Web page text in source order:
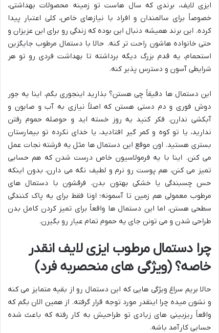
ایزی لایف، برندی که سال هاست تو زمینه محصولات بهداشتی،
خصوصاً برای سالمندان و افراد با نیازهای خاص، کلی اعتبار پیدا
کرده. این برند همیشه دنبال این بوده که زندگی رو برای این عزیزان و
حتی خانواده هاشون راحت تر کنه. حالا با دستمال مرطوب جایگزین
استحمام، یه قدم بزرگ دیگه برداشته تا بهداشت فردی رو تو هر
شرایطی آسون و دسترس پذیر کنه.
این دستمال ها دقیقاً چی هستن؟ بذارید اینجوری بگم، اینا یه جور
دوش فوری و دم دستی هستن که اصلاً نیازی به آب و صابون و
آبکشی ندارن. فکر کنید یه روز خسته اید و حوصله حموم رفتن
ندارید، یا تو کوه و کمر گیر افتادید، یا خدای نکرده تو بیمارستان
بستری هستید. اون موقع این دستمال ها مثل یه فرشته نجات عمل
می کنن. اینا با یه فرمولاسیون خاص درست شدن که هم حسابی
تمیز می کنن، هم پوست رو نرم و لطیف نگه می دارن، بدون اینکه
حس چسبندگی یا خشکی بهتون بدن. فرقشون با دستمال های
مرطوب معمولی هم زمین تا آسمونه؛ اونا فقط برای یه پاک کنندگی
سطحی هستن، اما این دستمال ها واقعاً برای تمیز کردن کامل بدن
طراحی شدن و می تونن جای یه حموم تمام عیار رو بگیرن.
چرا دستمال مرطوب ایزی لایف انقدر
خاصه؟ (ویژگی های منحصربه فرد)
حالا بریم سراغ ویژگی هایی که این دستمال رو از بقیه متمایز می کنه
و نشون میده چرا اینقدر مورد توجه قرار گرفته. از همین الان بگم که
واقعاً ریزبینی های زیادی تو طراحیش به کار رفته که باعث شده
حسابی کارآمد باشه.